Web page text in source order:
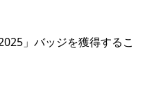
」バッジを獲得するこ